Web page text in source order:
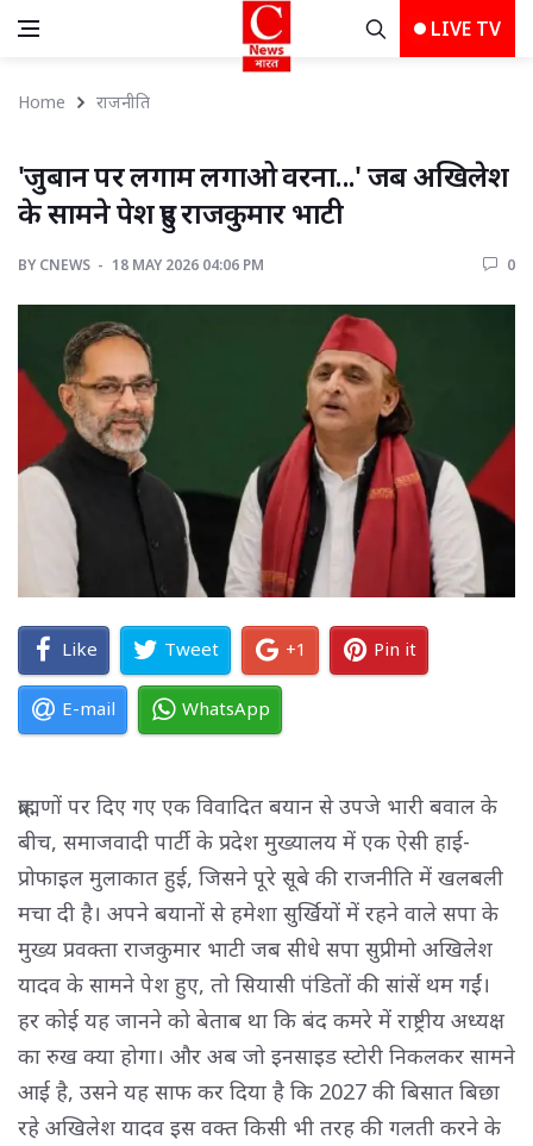
LIVE TV
Home राजनीति
'जुबान पर लगाम लगाओ वरना...' जब अखिलेश
के सामने पेश हुए राजकुमार भाटी
BY CNEWS 18 MAY 2026 04:06 PM 0
Like Tweet +1 Pin it
E-mail WhatsApp
ब्राह्मणों पर दिए गए एक विवादित बयान से उपजे भारी बवाल के
बीच, समाजवादी पार्टी के प्रदेश मुख्यालय में एक ऐसी हाई-
प्रोफाइल मुलाकात हुई, जिसने पूरे सूबे की राजनीति में खलबली
मचा दी है। अपने बयानों से हमेशा सुर्खियों में रहने वाले सपा के
मुख्य प्रवक्ता राजकुमार भाटी जब सीधे सपा सुप्रीमो अखिलेश
यादव के सामने पेश हुए, तो सियासी पंडितों की सांसें थम गईं।
हर कोई यह जानने को बेताब था कि बंद कमरे में राष्ट्रीय अध्यक्ष
का रुख क्या होगा। और अब जो इनसाइड स्टोरी निकलकर सामने
आई है, उसने यह साफ कर दिया है कि 2027 की बिसात बिछा
रहे अखिलेश यादव इस वक्त किसी भी तरह की गलती करने के